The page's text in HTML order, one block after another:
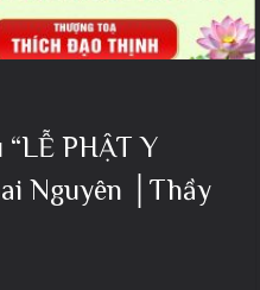
PHẬT Y
Nguyên │Thầy